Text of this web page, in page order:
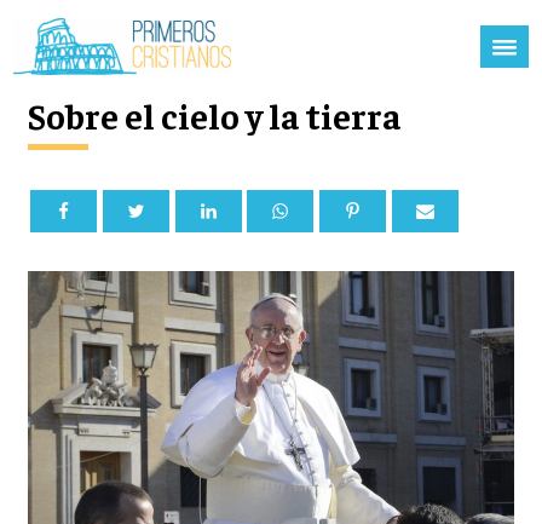
Sobre el cielo y la tierra